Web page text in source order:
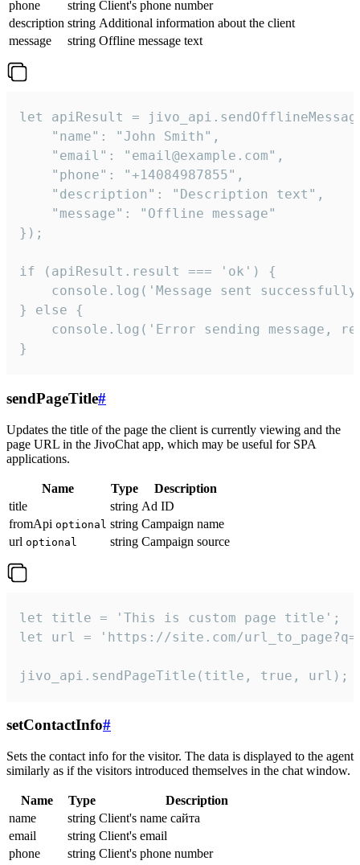
phone
string Client's phone number
description string Additional information about the client
message
string Offline message text
let apiResult =
    "name": "John Smith",
    "email": "email@example.com",
    "phone": "+14084987855",
    "description": "Description text",
    "message": "Offline message"
});
if (apiResult.result === 'ok') {
console.log('Message sent
} else {
console.log('Error sending message,
}
sendPageTitle#
Updates the title of the page the client is currently viewing and the
page URL in the JivoChat app, which may be useful for SPA
applications.
Name Type
Description
title
string Ad ID
fromApi optional string Campaign name
url optional string Campaign source
let title = 'This is custom page title';
let url = 'https://site.com/
jivo_api.sendPageTitle(title, true, url);
setContactInfo#
Sets the contact info for the visitor. The data is displayed to the agent
similarly as if the visitors introduced themselves in the chat window.
Name Type
Description
name
string Client's name сайта
email
string Client's email
phone
string Client's phone number